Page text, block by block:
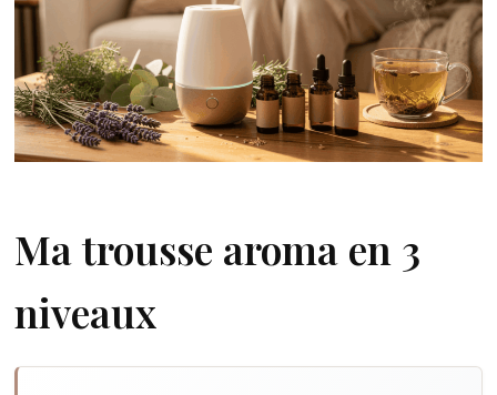
Ma trousse aroma en 3
niveaux